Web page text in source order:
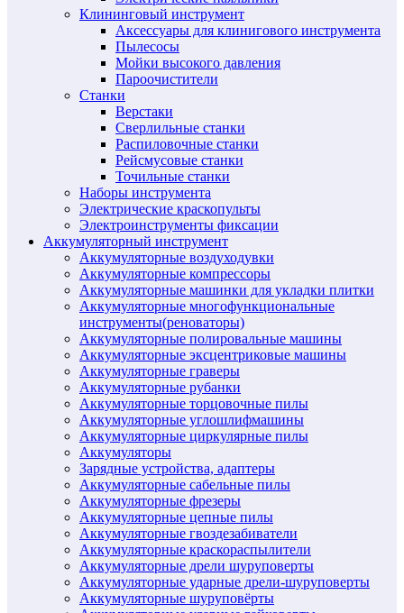
Клининговый инструмент
Аксессуары для клинигового инструмента
Пылесосы
Мойки высокого давления
Пароочистители
Станки
Верстаки
Сверлильные станки
Распиловочные станки
Рейсмусовые станки
Точильные станки
Наборы инструмента
Электрические краскопульты
Электроинструменты фиксации
Аккумуляторный инструмент
Аккумуляторные воздуходувки
Аккумуляторные компрессоры
Аккумуляторные машинки для укладки плитки
Аккумуляторные многофункциональные
инструменты(реноваторы)
Аккумуляторные полировальные машины
Аккумуляторные эксцентриковые машины
Аккумуляторные граверы
Аккумуляторные рубанки
Аккумуляторные торцовочные пилы
Аккумуляторные углошлифмашины
Аккумуляторные циркулярные пилы
Аккумуляторы
Зарядные устройства, адаптеры
Аккумуляторные сабельные пилы
Аккумуляторные фрезеры
Аккумуляторные цепные пилы
Аккумуляторные гвоздезабиватели
Аккумуляторные краскораспылители
Аккумуляторные дрели шуруповерты
Аккумуляторные ударные дрели-шуруповерты
Аккумуляторные шуруповёрты